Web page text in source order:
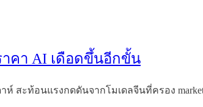
าคา AI เดือดขึ้นอีกขั้น
ห์ สะท้อนแรงกดดันจากโมเดลจีนที่ครอง